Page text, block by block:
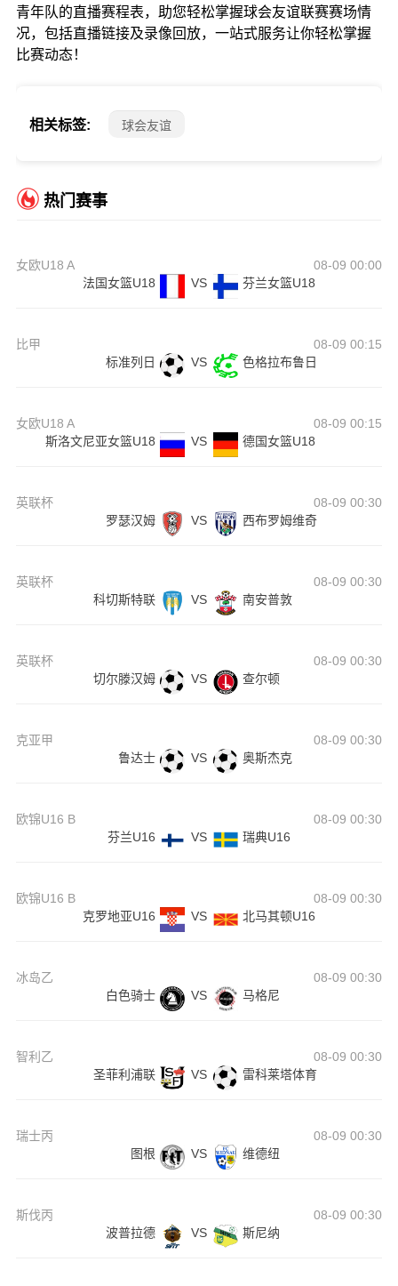
青年队的直播赛程表，助您轻松掌握球会友谊联赛赛场情
况，包括直播链接及录像回放，一站式服务让你轻松掌握
比赛动态！
相关标签: 球会友谊
热门赛事
女欧U18 A
08-09 00:00
法国女篮U18
VS 芬兰女篮U18
比甲
08-09 00:15
标准列日
VS 色格拉布鲁日
女欧U18 A
08-09 00:15
斯洛文尼亚女篮U18
VS 德国女篮U18
英联杯
08-09 00:30
罗瑟汉姆
VS 西布罗姆维奇
英联杯
08-09 00:30
科切斯特联
VS 南安普敦
英联杯
08-09 00:30
切尔滕汉姆
VS 查尔顿
克亚甲
08-09 00:30
鲁达士
VS 奥斯杰克
欧锦U16 B
08-09 00:30
芬兰U16
VS 瑞典U16
欧锦U16 B
08-09 00:30
克罗地亚U16
VS 北马其顿U16
冰岛乙
08-09 00:30
白色骑士
VS 马格尼
智利乙
08-09 00:30
圣菲利浦联
VS 雷科莱塔体育
瑞士丙
08-09 00:30
图根
VS 维德纽
斯伐丙
08-09 00:30
波普拉德
VS 斯尼纳